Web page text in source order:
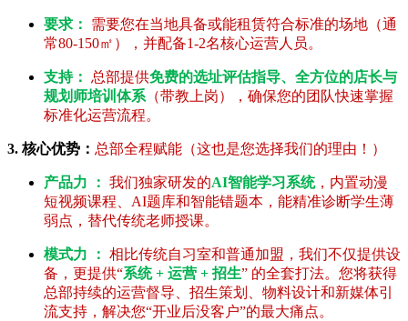
要求：
需要您在当地具备或能租赁符合标准的场地（通
常80-150㎡），并配备1-2名核心运营人员。
支持： 总部提供免费的选址评估指导、全方位的店长与
规划师培训体系 （带教上岗），确保您的团队快速掌握
标准化运营流程。
3. 核心优势： 总部全程赋能（这也是您选择我们的理由！）
产品力 ： 我们独家研发的AI智能学习系统，内置动漫
短视频课程、AI题库和智能错题本，能精准诊断学生薄
弱点，替代传统老师授课。
模式力 ： 相比传统自习室和普通加盟，我们不仅提供设
备，更提供“系统 + 运营 + 招生” 的全套打法。您将获得
总部持续的运营督导、招生策划、物料设计和新媒体引
流支持，解决您“开业后没客户”的最大痛点。